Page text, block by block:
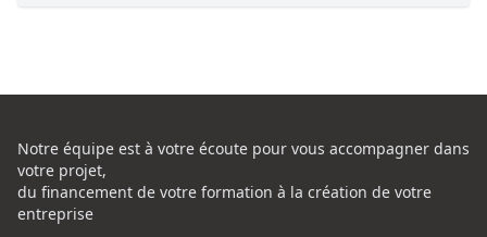
Notre équipe est à votre écoute pour vous accompagner dans
votre projet,
du financement de votre formation à la création de votre
entreprise